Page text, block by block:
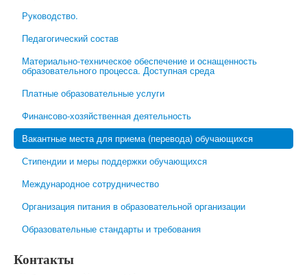
Родительский всеобуч
Обратная связь
Школьная психологическая помощь
Руководство.
Педагогический состав
Материально-техническое обеспечение и оснащенность
образовательного процесса. Доступная среда
Платные образовательные услуги
Финансово-хозяйственная деятельность
Вакантные места для приема (перевода) обучающихся
Стипендии и меры поддержки обучающихся
Международное сотрудничество
Организация питания в образовательной организации
Образовательные стандарты и требования
Контакты